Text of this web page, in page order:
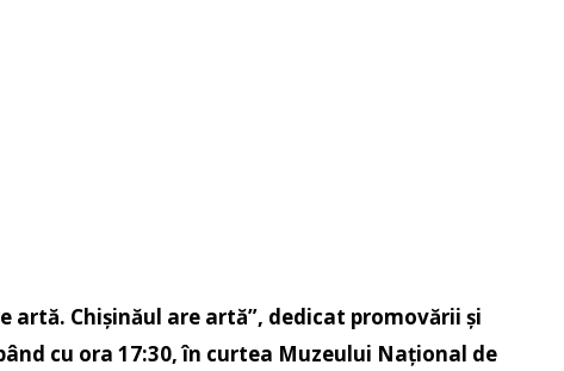
Chișinăul are artă”, dedicat promovării și
cu ora 17:30, în curtea Muzeului Național de